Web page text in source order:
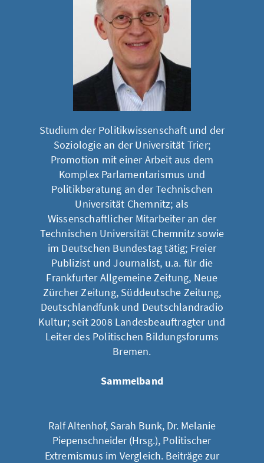
Studium der Politikwissenschaft und der
Soziologie an der Universität Trier;
Promotion mit einer Arbeit aus dem
Komplex Parlamentarismus und
Politikberatung an der Technischen
Universität Chemnitz; als
Wissenschaftlicher Mitarbeiter an der
Technischen Universität Chemnitz sowie
im Deutschen Bundestag tätig; Freier
Publizist und Journalist, u.a. für die
Frankfurter Allgemeine Zeitung, Neue
Zürcher Zeitung, Süddeutsche Zeitung,
Deutschlandfunk und Deutschlandradio
Kultur; seit 2008 Landesbeauftragter und
Leiter des Politischen Bildungsforums
Bremen.
Sammelband
Ralf Altenhof, Sarah Bunk, Dr. Melanie
Piepenschneider (Hrsg.), Politischer
Extremismus im Vergleich. Beiträge zur